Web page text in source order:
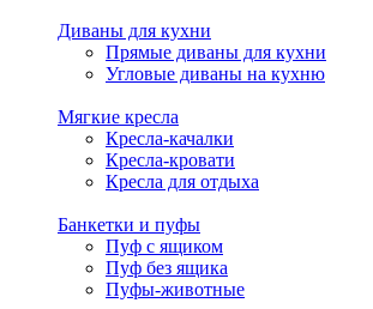
Диваны для кухни
Прямые диваны для кухни
Угловые диваны на кухню
Мягкие кресла
Кресла-качалки
Кресла-кровати
Кресла для отдыха
Банкетки и пуфы
Пуф с ящиком
Пуф без ящика
Пуфы-животные